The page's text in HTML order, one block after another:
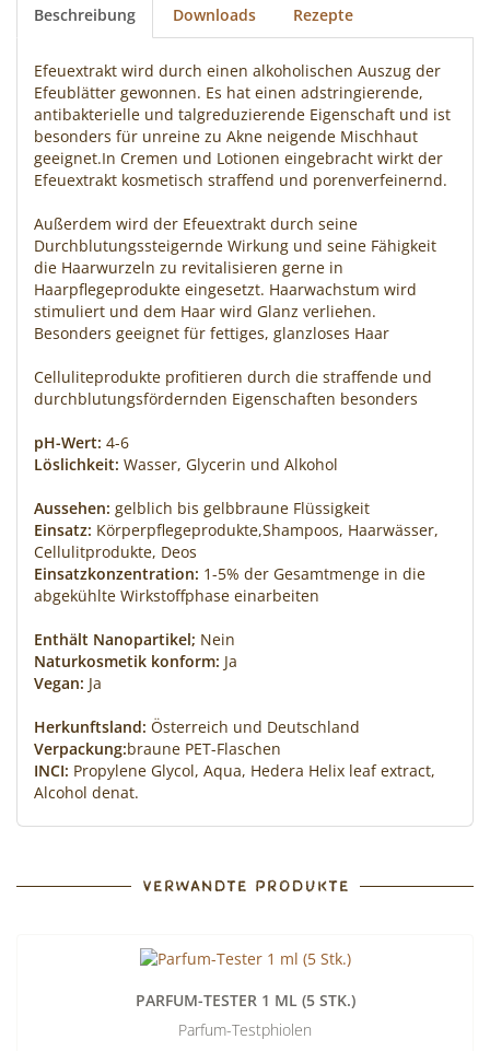
Beschreibung Downloads Rezepte
Efeuextrakt wird durch einen alkoholischen Auszug der
Efeublätter gewonnen. Es hat einen adstringierende,
antibakterielle und talgreduzierende Eigenschaft und ist
besonders für unreine zu Akne neigende Mischhaut
geeignet.In Cremen und Lotionen eingebracht wirkt der
Efeuextrakt kosmetisch straffend und porenverfeinernd.
Außerdem wird der Efeuextrakt durch seine
Durchblutungssteigernde Wirkung und seine Fähigkeit
die Haarwurzeln zu revitalisieren gerne in
Haarpflegeprodukte eingesetzt. Haarwachstum wird
stimuliert und dem Haar wird Glanz verliehen.
Besonders geeignet für fettiges, glanzloses Haar
Celluliteprodukte profitieren durch die straffende und
durchblutungsfördernden Eigenschaften besonders
pH-Wert: 4-6
Löslichkeit: Wasser, Glycerin und Alkohol
Aussehen: gelblich bis gelbbraune Flüssigkeit
Einsatz: Körperpflegeprodukte,Shampoos, Haarwässer,
Cellulitprodukte, Deos
Einsatzkonzentration: 1-5% der Gesamtmenge in die
abgekühlte Wirkstoffphase einarbeiten
Enthält Nanopartikel; Nein
Naturkosmetik konform: Ja
Vegan: Ja
Herkunftsland: Österreich und Deutschland
Verpackung:braune PET-Flaschen
INCI: Propylene Glycol, Aqua, Hedera Helix leaf extract,
Alcohol denat.
VERWANDTE PRODUKTE
PARFUM-TESTER 1 ML (5 STK.)
Parfum-Testphiolen